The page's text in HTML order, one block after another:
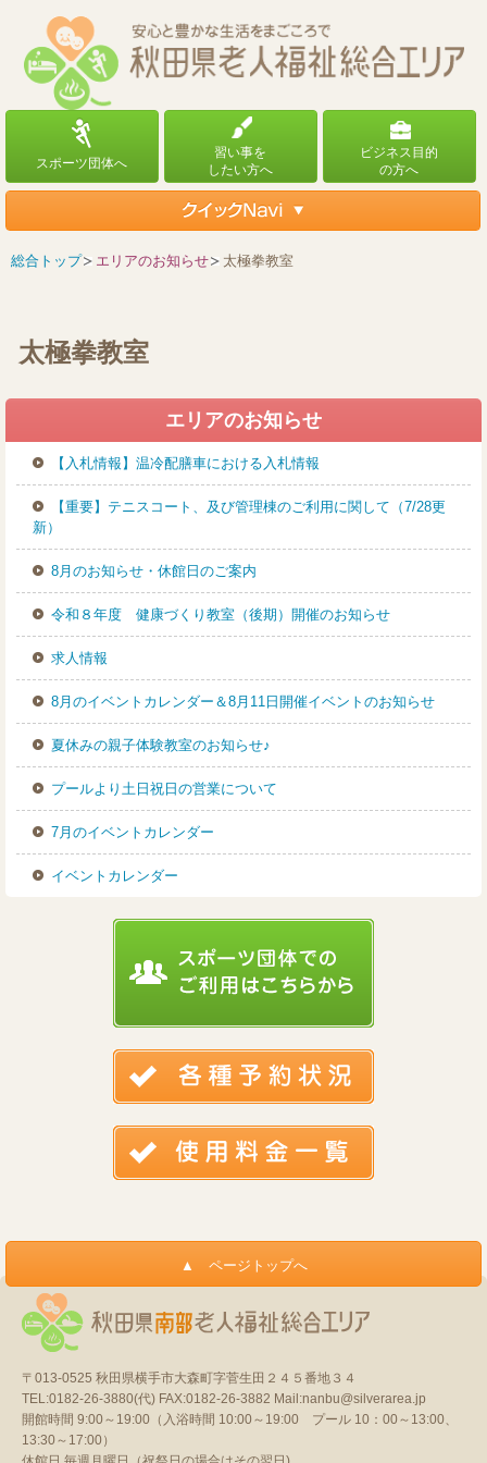
太極拳教室
総合トップ エリアのお知らせ 太極拳教室
エリアのお知らせ
【入札情報】温冷配膳車における入札情報
【重要】テニスコート、及び管理棟のご利用に関して（7/28更
新）
8月のお知らせ・休館日のご案内
令和８年度 健康づくり教室（後期）開催のお知らせ
求人情報
8月のイベントカレンダー＆8月11日開催イベントのお知らせ
夏休みの親子体験教室のお知らせ♪
プールより土日祝日の営業について
7月のイベントカレンダー
イベントカレンダー
〒013-0525 秋田県横手市大森町字菅生田２４５番地３４
TEL:0182-26-3880(代) FAX:0182-26-3882 Mail:nanbu@silverarea.jp
開館時間 9:00～19:00（入浴時間 10:00～19:00 プール 10：00～13:00、
13:30～17:00）